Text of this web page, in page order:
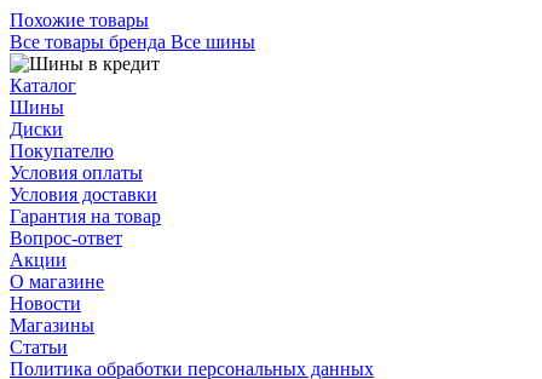
Похожие товары
Все товары бренда Все шины
Каталог
Шины
Диски
Покупателю
Условия оплаты
Условия доставки
Гарантия на товар
Вопрос-ответ
Акции
О магазине
Новости
Магазины
Статьи
Политика обработки персональных данных